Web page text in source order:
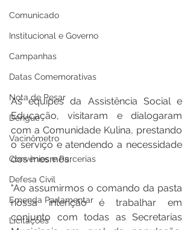
Comunicado
Institucional e Governo
Campanhas
Datas Comemorativas
Nota de Pesar
Dengue
Vacinômetro
Convênios e Parcerias
Defesa Civil
Emenda Parlamentar
Licitações
As equipes da Assistência Social e
Educação, visitaram e dialogaram
com a Comunidade Kulina, prestando
o serviço e atendendo a necessidade
dos mesmos.
"Ao assumirmos o comando da pasta
nossa intenção é trabalhar em
conjunto com todas as Secretarias